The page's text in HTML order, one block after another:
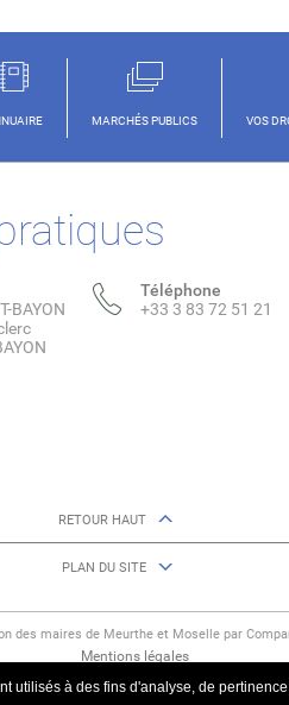
MARCHÉS PUBLICS VOS
BAYON
Téléphone
+33 3 83 72 51 21
RETOUR HAUT
PLAN DU SITE
des maires de Meurthe et Moselle par
Mentions légales
utilisés à des fins d'analyse, de